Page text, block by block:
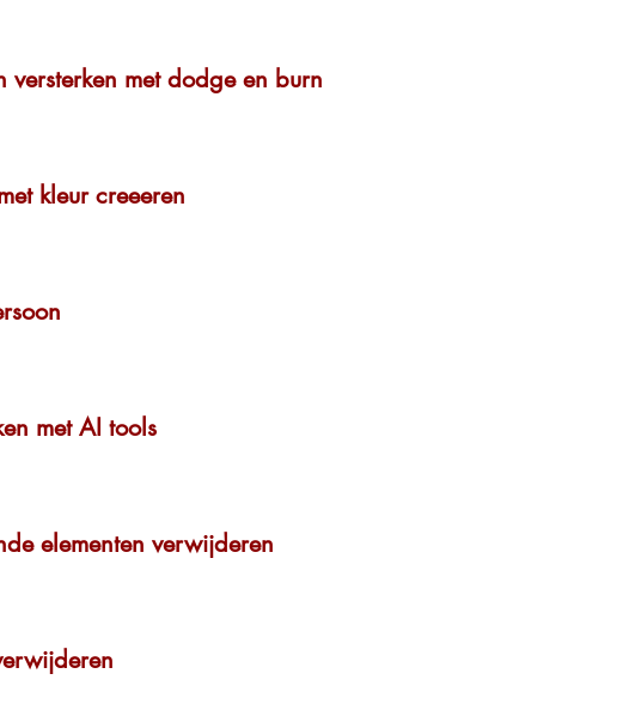
versterken met dodge en burn
kleur creeeren
met AI tools
elementen verwijderen